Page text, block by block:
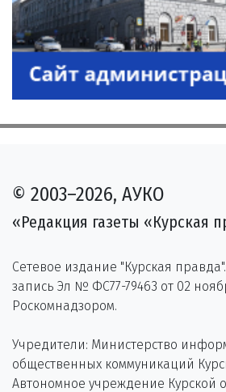
© 2003–2026, АУКО
«Редакция газеты «Курская
Сетевое издание "Курская
запись Эл № ФС77-79463 от 02
Роскомнадзором.
Учредители: Министерство
общественных коммуникаций
Автономное учреждение Курской